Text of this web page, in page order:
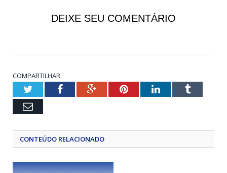
DEIXE SEU COMENTÁRIO
COMPARTILHAR:
TwitterFacebookGoogle+PinterestLinkedInTumblr
Email
CONTEÚDO RELACIONADO